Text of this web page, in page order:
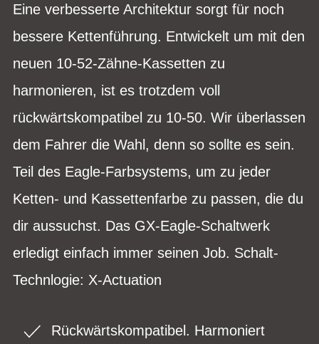
Eine verbesserte Architektur sorgt für noch
bessere Kettenführung. Entwickelt um mit den
neuen 10-52-Zähne-Kassetten zu
harmonieren, ist es trotzdem voll
rückwärtskompatibel zu 10-50. Wir überlassen
dem Fahrer die Wahl, denn so sollte es sein.
Teil des Eagle-Farbsystems, um zu jeder
Ketten- und Kassettenfarbe zu passen, die du
dir aussuchst. Das GX-Eagle-Schaltwerk
erledigt einfach immer seinen Job. Schalt-
Technlogie: X-Actuation
Rückwärtskompatibel. Harmoniert